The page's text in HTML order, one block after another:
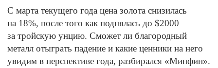
С марта текущего года цена золота снизилась
на 18%, после того как поднялась до $2000
за тройскую унцию. Сможет ли благородный
металл отыграть падение и какие ценники на него
увидим в перспективе года, разбирался «Минфин».